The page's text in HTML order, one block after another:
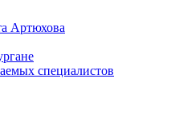
Артюхова
специалистов